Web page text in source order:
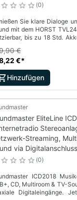
0
Sie klare Dialoge
mit dem HORST
bis zu 18 Std.
€*
€
Hinzufügen
EliteLine
Streaming,
via Digitalanschluss
0
ICD2018
CD, Multiroom & TV-
Digitaleingänge.